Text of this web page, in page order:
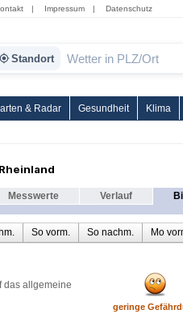
| Impressum | Datenschutz
Standort
& Radar Gesundheit Klima
Messwerte Verlauf
So vorm. So nachm. Mo
das allgemeine
geringe